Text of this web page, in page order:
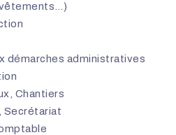
démarches administratives
Chantiers
Secrétariat